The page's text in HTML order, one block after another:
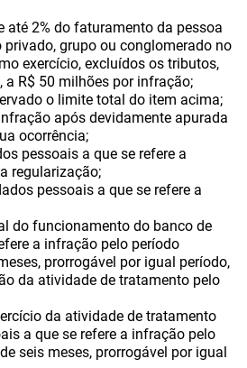
até 2% do faturamento da pessoa
privado, grupo ou conglomerado no
exercício, excluídos os tributos,
a R$ 50 milhões por infração;
o limite total do item acima;
após devidamente apurada
ocorrência;
pessoais a que se refere a
regularização;
pessoais a que se refere a
do funcionamento do banco de
a infração pelo período
prorrogável por igual período,
da atividade de tratamento pelo
da atividade de tratamento
a que se refere a infração pelo
seis meses, prorrogável por igual